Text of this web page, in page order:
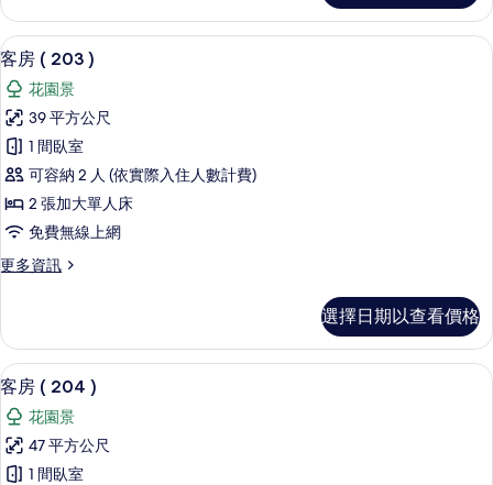
片
(
202
)
的
詳
情
顯
示
客
房
203
)
的
所
片
客房 ( 203 ) | 2 間臥室、羽絨被
7
客房 ( 203 )
花園景
39 平方公尺
1 間臥室
可容納 2 人 (依實際入住人數計費)
2 張加大單人床
免費無線上網
更多資訊
更
(
203
)
的
詳
情
選擇日期以查看價格
顯
示
客
房
客房 ( 204 ) | 2 間臥室、羽絨被、免
6
客房 ( 204 )
花園景
47 平方公尺
1 間臥室